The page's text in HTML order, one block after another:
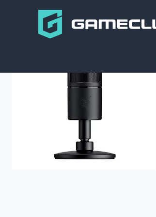
Productos